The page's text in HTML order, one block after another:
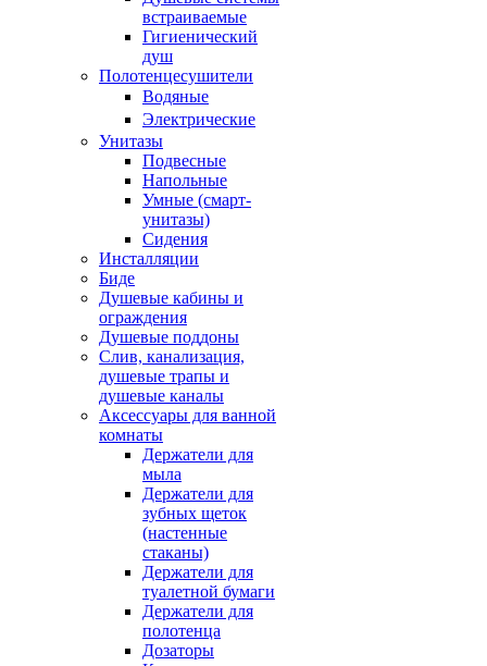
встраиваемые
Гигиенический
душ
Полотенцесушители
ㅤВодяные
ㅤЭлектрические
Унитазы
Подвесные
Напольные
Умные (смарт-
унитазы)
Сидения
Инсталляции
Биде
Душевые кабины и
ограждения
Душевые поддоны
Слив, канализация,
душевые трапы и
душевые каналы
Аксессуары для ванной
комнаты
Держатели для
мыла
Держатели для
зубных щеток
(настенные
стаканы)
Держатели для
туалетной бумаги
Держатели для
полотенца
Дозаторы